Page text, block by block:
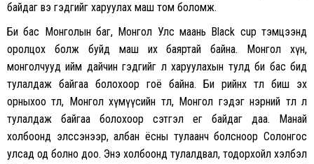
байдаг вэ гэдгийг харуулах маш том боломж.
Би бас Монголын баг, Монгол Улс маань Black cup тэмцээнд
оролцох болж буйд маш их баяртай байна. Монгол хүн,
монголчууд ийм дайчин гэдгийг л харуулахын тулд би бас бид
тулалдаж байгаа болохоор гоё байна. Би өөрийнхөө төлөө биш эх
орныхоо төлөө, Монгол хүмүүсийн төлөө, Монгол гэдэг нэрний төлөө л
тулалдаж байгаа болохоор сэтгэл өег байдаг даа. Манай
холбоонд элссэнээр, албан ёсны тулаанч болсноор Солонгос
улсад од болно доо. Энэ холбоонд тулалдвал, тодорхойл хэлбэл